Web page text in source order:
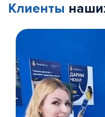
Клиенты